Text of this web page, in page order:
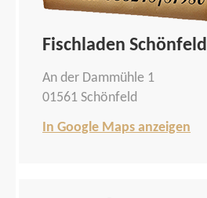
Fischladen Schönfeld
An der Dammühle 1
01561 Schönfeld
In Google Maps anzeigen